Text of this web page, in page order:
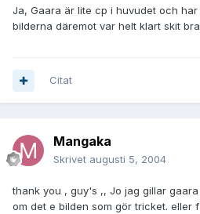
Ja, Gaara är lite cp i huvudet och har
bilderna däremot var helt klart skit
Citat
Mangaka
Skrivet augusti 5, 2004
thank you , guy's ,, Jo jag gillar
om det e bilden som gör tricket. eller